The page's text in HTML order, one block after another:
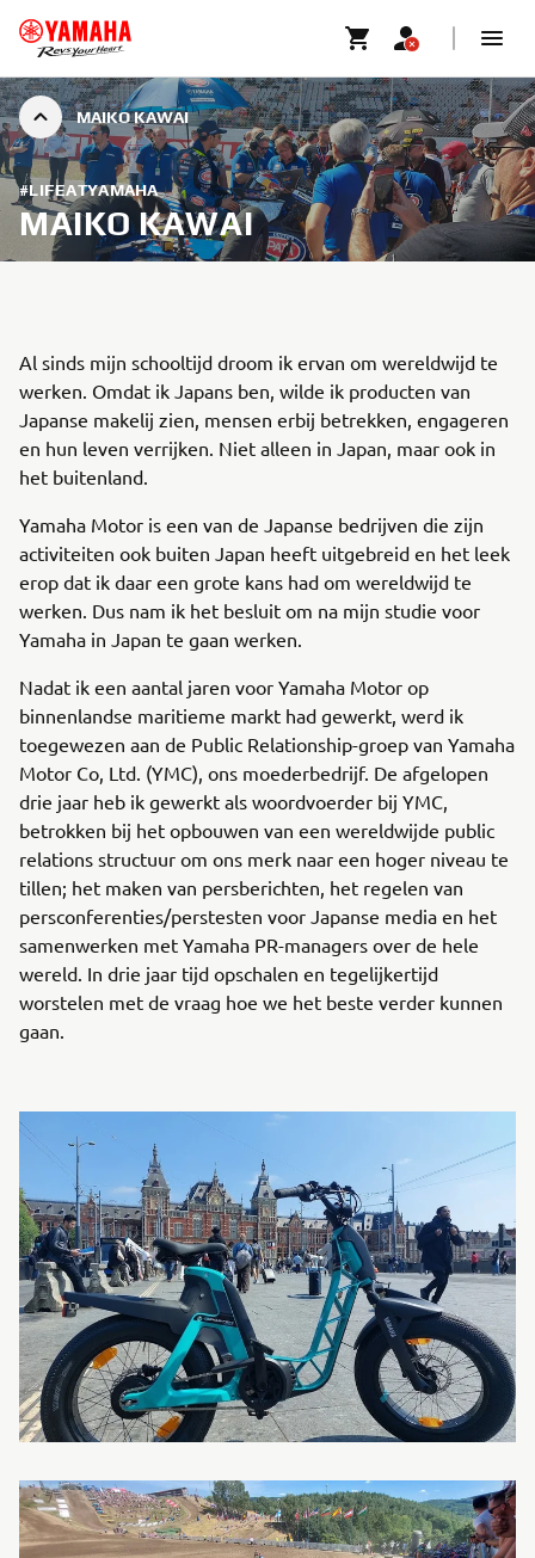
MAIKO KAWAI
#LIFEATYAMAHA
MAIKO KAWAI
Al sinds mijn schooltijd droom ik ervan om wereldwijd te
werken. Omdat ik Japans ben, wilde ik producten van
Japanse makelij zien, mensen erbij betrekken, engageren
en hun leven verrijken. Niet alleen in Japan, maar ook in
het buitenland.
Yamaha Motor is een van de Japanse bedrijven die zijn
activiteiten ook buiten Japan heeft uitgebreid en het leek
erop dat ik daar een grote kans had om wereldwijd te
werken. Dus nam ik het besluit om na mijn studie voor
Yamaha in Japan te gaan werken.
Nadat ik een aantal jaren voor Yamaha Motor op
binnenlandse maritieme markt had gewerkt, werd ik
toegewezen aan de Public Relationship-groep van Yamaha
Motor Co, Ltd. (YMC), ons moederbedrijf. De afgelopen
drie jaar heb ik gewerkt als woordvoerder bij YMC,
betrokken bij het opbouwen van een wereldwijde public
relations structuur om ons merk naar een hoger niveau te
tillen; het maken van persberichten, het regelen van
persconferenties/perstesten voor Japanse media en het
samenwerken met Yamaha PR-managers over de hele
wereld. In drie jaar tijd opschalen en tegelijkertijd
worstelen met de vraag hoe we het beste verder kunnen
gaan.